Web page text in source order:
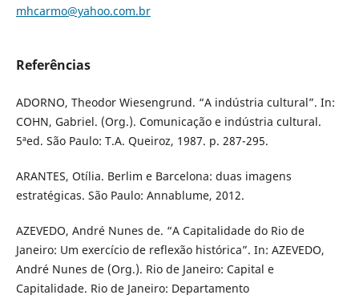
mhcarmo@yahoo.com.br
Referências
ADORNO, Theodor Wiesengrund. “A indústria cultural”. In:
COHN, Gabriel. (Org.). Comunicação e indústria cultural.
5ªed. São Paulo: T.A. Queiroz, 1987. p. 287-295.
ARANTES, Otília. Berlim e Barcelona: duas imagens
estratégicas. São Paulo: Annablume, 2012.
AZEVEDO, André Nunes de. “A Capitalidade do Rio de
Janeiro: Um exercício de reflexão histórica”. In: AZEVEDO,
André Nunes de (Org.). Rio de Janeiro: Capital e
Capitalidade. Rio de Janeiro: Departamento